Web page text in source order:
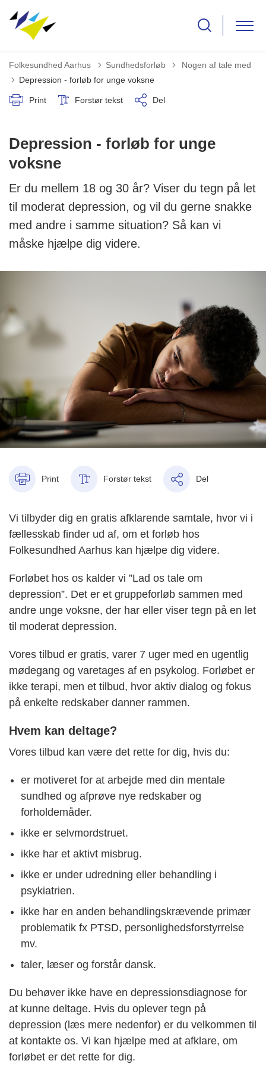
Folkesundhed Aarhus Sundhedsforløb Tilbage til
Nogen af tale med
Depression - forløb for unge voksne
Print Forstør tekst Del
Depression - forløb for unge
voksne
Er du mellem 18 og 30 år? Viser du tegn på let
til moderat depression, og vil du gerne snakke
med andre i samme situation? Så kan vi
måske hjælpe dig videre.
Print Forstør tekst Del
Vi tilbyder dig en gratis afklarende samtale, hvor vi i
fællesskab finder ud af, om et forløb hos
Folkesundhed Aarhus kan hjælpe dig videre.
Forløbet hos os kalder vi ”Lad os tale om
depression”. Det er et gruppeforløb sammen med
andre unge voksne, der har eller viser tegn på en let
til moderat depression.
Vores tilbud er gratis, varer 7 uger med en ugentlig
mødegang og varetages af en psykolog. Forløbet er
ikke terapi, men et tilbud, hvor aktiv dialog og fokus
på enkelte redskaber danner rammen.
Hvem kan deltage?
Vores tilbud kan være det rette for dig, hvis du:
er motiveret for at arbejde med din mentale
sundhed og afprøve nye redskaber og
forholdemåder.
ikke er selvmordstruet.
ikke har et aktivt misbrug.
ikke er under udredning eller behandling i
psykiatrien.
ikke har en anden behandlingskrævende primær
problematik fx PTSD, personlighedsforstyrrelse
mv.
taler, læser og forstår dansk.
Du behøver ikke have en depressionsdiagnose for
at kunne deltage. Hvis du oplever tegn på
depression (læs mere nedenfor) er du velkommen til
at kontakte os. Vi kan hjælpe med at afklare, om
forløbet er det rette for dig.